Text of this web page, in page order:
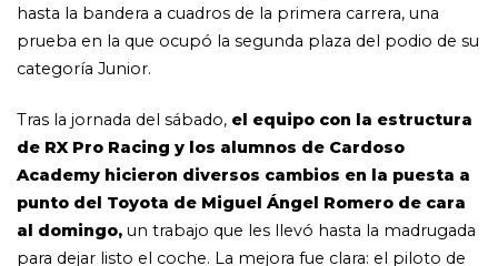
hasta la bandera a cuadros de la primera carrera, una
prueba en la que ocupó la segunda plaza del podio de su
categoría Junior.
Tras la jornada del sábado, el equipo con la estructura
de RX Pro Racing y los alumnos de Cardoso
Academy hicieron diversos cambios en la puesta a
punto del Toyota de Miguel Ángel Romero de cara
al domingo, un trabajo que les llevó hasta la madrugada
para dejar listo el coche. La mejora fue clara: el piloto de